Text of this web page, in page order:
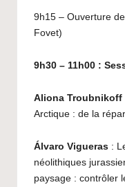
9h15 – Ouverture
Fovet)
9h30 – 11h00 :
Aliona Troubnikoff
Arctique : de la
Álvaro Vigueras :
néolithiques
paysage : contrôler